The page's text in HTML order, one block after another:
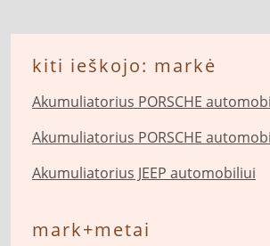
kiti ieškojo: markė
Akumuliatorius PORSCHE
Akumuliatorius PORSCHE
Akumuliatorius JEEP automobiliui
mark+metai